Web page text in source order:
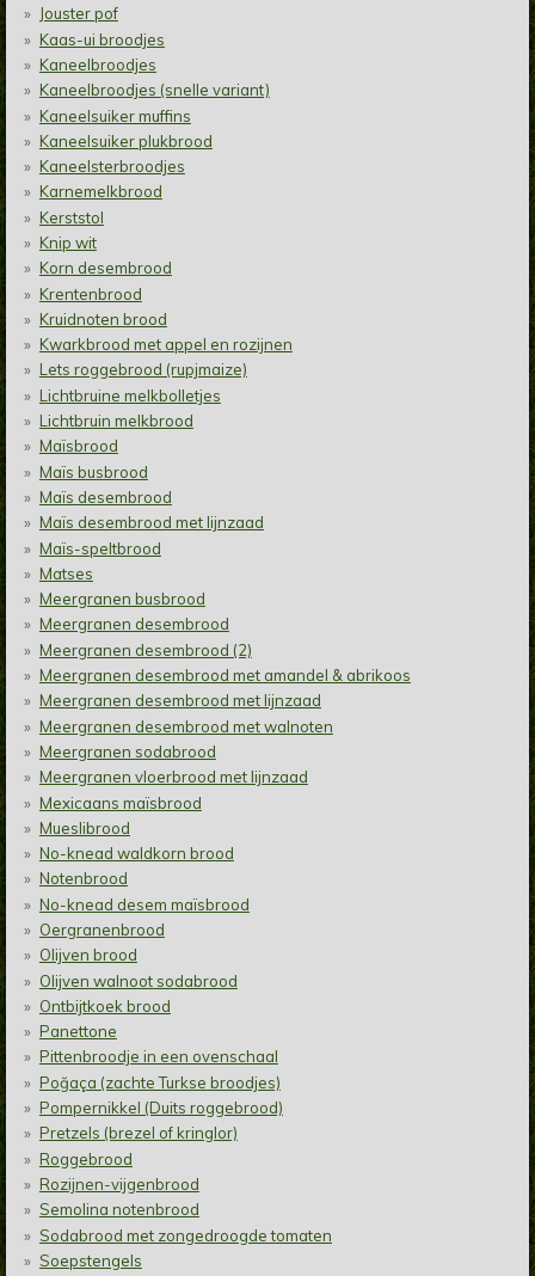
Jouster pof
Kaas-ui broodjes
Kaneelbroodjes
Kaneelbroodjes (snelle variant)
Kaneelsuiker muffins
Kaneelsuiker plukbrood
Kaneelsterbroodjes
Karnemelkbrood
Kerststol
Knip wit
Korn desembrood
Krentenbrood
Kruidnoten brood
Kwarkbrood met appel en rozijnen
Lets roggebrood (rupjmaize)
Lichtbruine melkbolletjes
Lichtbruin melkbrood
Maïsbrood
Maïs busbrood
Maïs desembrood
Maïs desembrood met lijnzaad
Maïs-speltbrood
Matses
Meergranen busbrood
Meergranen desembrood
Meergranen desembrood (2)
Meergranen desembrood met amandel & abrikoos
Meergranen desembrood met lijnzaad
Meergranen desembrood met walnoten
Meergranen sodabrood
Meergranen vloerbrood met lijnzaad
Mexicaans maïsbrood
Mueslibrood
No-knead waldkorn brood
Notenbrood
No-knead desem maïsbrood
Oergranenbrood
Olijven brood
Olijven walnoot sodabrood
Ontbijtkoek brood
Panettone
Pittenbroodje in een ovenschaal
Poğaça (zachte Turkse broodjes)
Pompernikkel (Duits roggebrood)
Pretzels (brezel of kringlor)
Roggebrood
Rozijnen-vijgenbrood
Semolina notenbrood
Sodabrood met zongedroogde tomaten
Soepstengels